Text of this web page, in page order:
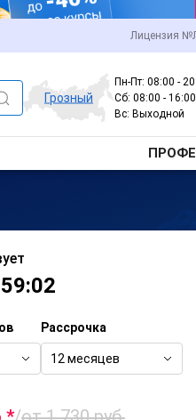
Лицензия
Грозный
Пн-Пт: 08:00 -
Сб: 08:00 -
Вс: Выходной
Рассрочка
12 месяцев